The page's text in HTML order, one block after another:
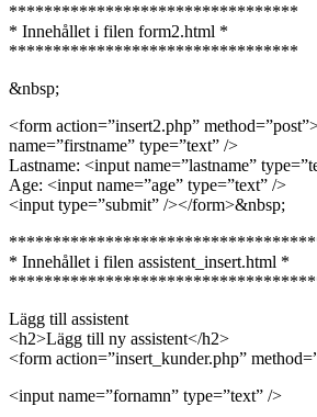
*********************************
* Innehållet i filen form2.html *
*********************************
&nbsp;
<form action=”insert2.php”
name=”firstname” type=”text” />
Lastname: <input name=”lastname”
Age: <input name=”age” type=”text” />
<input type=”submit” /></form>&nbsp;
* Innehållet i filen assistent_insert.html *
Lägg till assistent
<h2>Lägg till ny assistent</h2>
<form action=”insert_kunder.php”
<input name=”fornamn” type=”text” />